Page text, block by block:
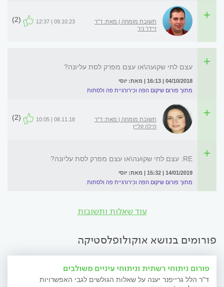
תשובת מומחה | מאת: ד"ר
זיידר ניר
09.10.23 | 12:37
(2)
עצם לחי שקועה\או עצם מפרק לסת עליונה?
04/10/2018 | 16:13 | מאת: יוסי
מתוך פורום שיקום הפה וכירורגיית פה ולסתות
תשובת מומחה | מאת: ד"ר
הילה קליין
08.11.18 | 10:05
(2)
RE: עצם לחי שקועה\או עצם מפרק לסת עליונה?
14/01/2019 | 15:32 | מאת: יוסי
מתוך פורום שיקום הפה וכירורגיית פה ולסתות
עוד שאלות ותשובות
פורומים בנושא אוקולופלסטיקה
פורום ניתוחי רשתית וניתוחי עיניים משולבים
ד"ר הלל גרייפנר יענה על שאלות הגולשים לגבי האפשרויות